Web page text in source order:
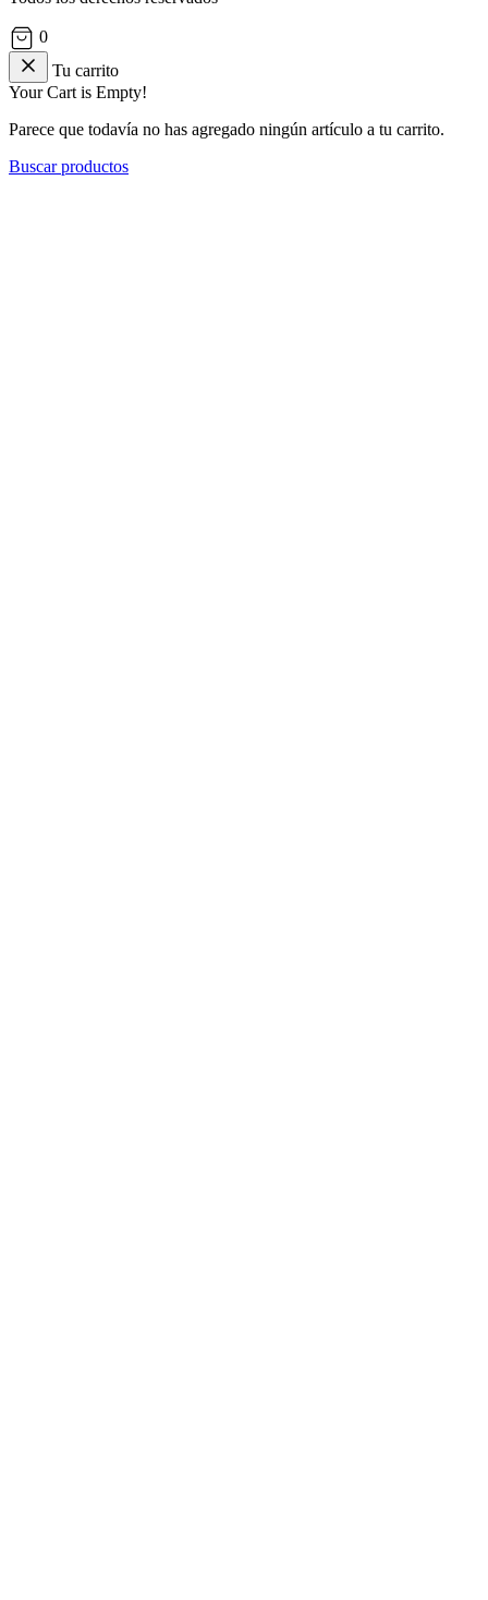
0
Tu carrito
Your Cart is Empty!
Parece que todavía no has agregado ningún artículo a tu carrito.
Buscar productos